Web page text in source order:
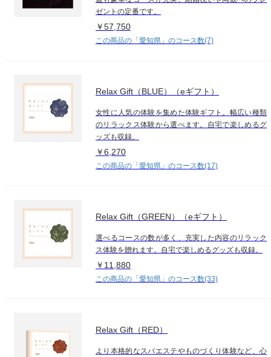
ゼントの定番です。
￥57,750
この商品の「愛知県」のコース数(7)
Relax Gift（BLUE）（eギフト）
女性に人気の体験を集めた体験ギフト。幅広い種類
のリラックス体験から選べます。自宅で楽しめるグ
ッズも収録。
￥6,270
この商品の「愛知県」のコース数(17)
Relax Gift（GREEN）（eギフト）
選べるコースの数が多く、充実した内容のリラック
ス体験を贈れます。自宅で楽しめるグッズも収録。
￥11,880
この商品の「愛知県」のコース数(33)
Relax Gift（RED）
より本格的なスパエステやものづくり体験など、心